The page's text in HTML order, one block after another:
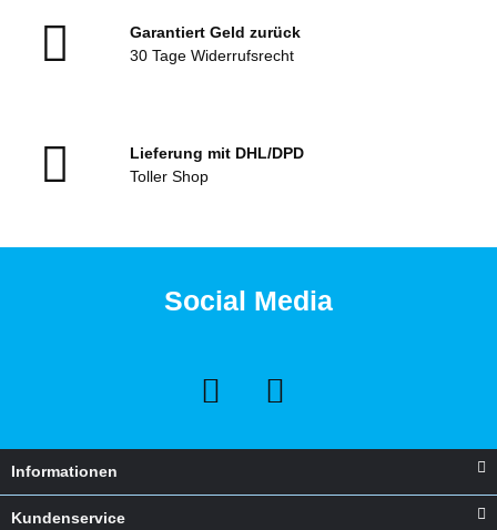
Garantiert Geld zurück
30 Tage Widerrufsrecht
Lieferung mit DHL/DPD
Toller Shop
Social Media
Informationen
Kundenservice